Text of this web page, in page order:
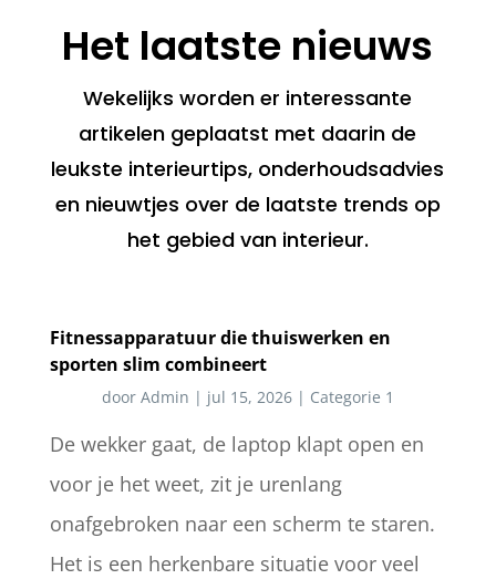
Het laatste nieuws
Wekelijks worden er interessante
artikelen geplaatst met daarin de
leukste interieurtips, onderhoudsadvies
en nieuwtjes over de laatste trends op
het gebied van interieur.
Fitnessapparatuur die thuiswerken en
sporten slim combineert
door Admin | jul 15, 2026| Categorie 1
De wekker gaat, de laptop klapt open en
voor je het weet, zit je urenlang
onafgebroken naar een scherm te staren.
Het is een herkenbare situatie voor veel